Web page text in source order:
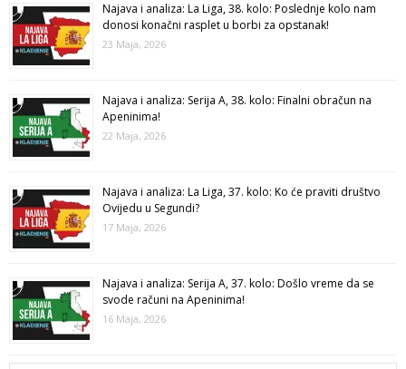
Najava i analiza: La Liga, 38. kolo: Poslednje kolo nam
donosi konačni rasplet u borbi za opstanak!
23 Maja, 2026
Najava i analiza: Serija A, 38. kolo: Finalni obračun na
Apeninima!
22 Maja, 2026
Najava i analiza: La Liga, 37. kolo: Ko će praviti društvo
Ovijedu u Segundi?
17 Maja, 2026
Najava i analiza: Serija A, 37. kolo: Došlo vreme da se
svode računi na Apeninima!
16 Maja, 2026